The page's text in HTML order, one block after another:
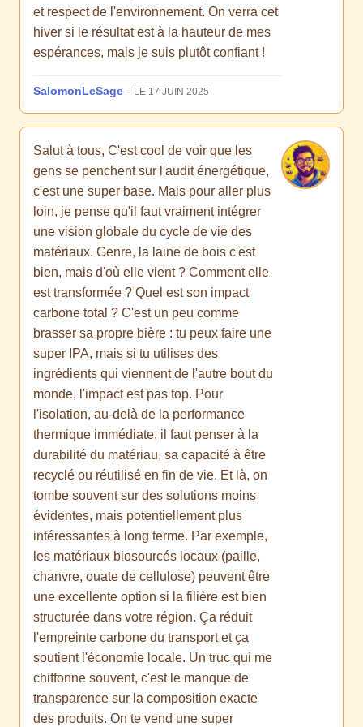
et respect de l'environnement. On verra cet
hiver si le résultat est à la hauteur de mes
espérances, mais je suis plutôt confiant !
SalomonLeSage - LE 17 JUIN 2025
Salut à tous, C'est cool de voir que les
gens se penchent sur l'audit énergétique,
c'est une super base. Mais pour aller plus
loin, je pense qu'il faut vraiment intégrer
une vision globale du cycle de vie des
matériaux. Genre, la laine de bois c'est
bien, mais d'où elle vient ? Comment elle
est transformée ? Quel est son impact
carbone total ? C'est un peu comme
brasser sa propre bière : tu peux faire une
super IPA, mais si tu utilises des
ingrédients qui viennent de l'autre bout du
monde, l'impact est pas top. Pour
l'isolation, au-delà de la performance
thermique immédiate, il faut penser à la
durabilité du matériau, sa capacité à être
recyclé ou réutilisé en fin de vie. Et là, on
tombe souvent sur des solutions moins
évidentes, mais potentiellement plus
intéressantes à long terme. Par exemple,
les matériaux biosourcés locaux (paille,
chanvre, ouate de cellulose) peuvent être
une excellente option si la filière est bien
structurée dans votre région. Ça réduit
l'empreinte carbone du transport et ça
soutient l'économie locale. Un truc qui me
chiffonne souvent, c'est le manque de
transparence sur la composition exacte
des produits. On te vend une super